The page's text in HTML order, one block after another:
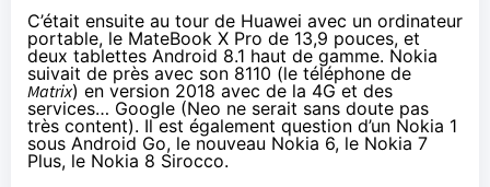
C’était ensuite au tour de Huawei avec un ordinateur
portable, le MateBook X Pro de 13,9 pouces, et
deux tablettes Android 8.1 haut de gamme. Nokia
suivait de près avec son 8110 (le téléphone de
Matrix) en version 2018 avec de la 4G et des
services… Google (Neo ne serait sans doute pas
très content). Il est également question d’un Nokia 1
sous Android Go, le nouveau Nokia 6, le Nokia 7
Plus, le Nokia 8 Sirocco.